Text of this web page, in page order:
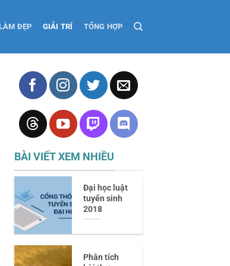
ĐẸP GIẢI TRÍ TỔNG HỢP
BÀI VIẾT XEM NHIỀU
Đại học luật
tuyển sinh
2018
Phân tích